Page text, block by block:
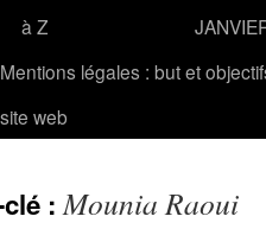
à Z
Mentions légales : but et
site web
clé :Mounia Raoui